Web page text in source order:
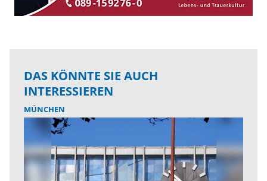
DAS KÖNNTE SIE AUCH
INTERESSIEREN
MÜNCHEN